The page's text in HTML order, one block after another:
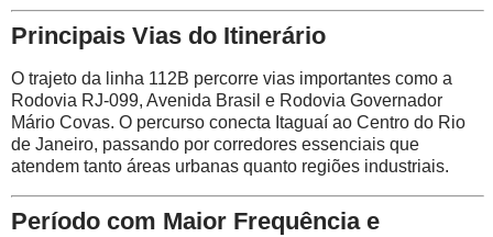
Principais Vias do Itinerário
O trajeto da linha 112B percorre vias importantes como a
Rodovia RJ-099, Avenida Brasil e Rodovia Governador
Mário Covas. O percurso conecta Itaguaí ao Centro do Rio
de Janeiro, passando por corredores essenciais que
atendem tanto áreas urbanas quanto regiões industriais.
Período com Maior Frequência e